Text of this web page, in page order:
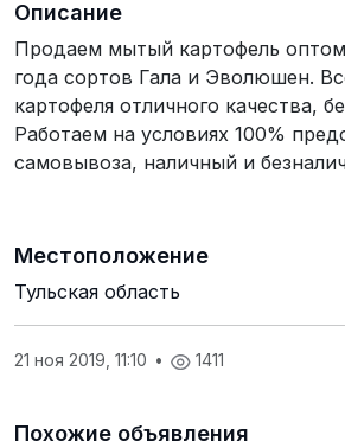
Описание
Продаем мытый картофель
года сортов Гала и Эволюшен.
картофеля отличного качества,
Работаем на условиях 100%
самовывоза, наличный и
Местоположение
Тульская область
21 ноя 2019, 11:10 • 1411
Похожие объявления